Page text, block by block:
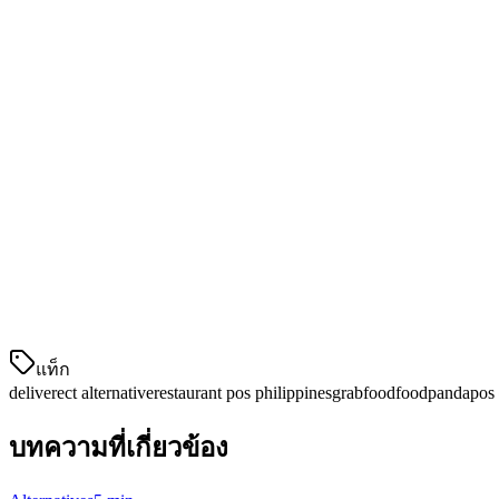
แท็ก
deliverect alternativerestaurant pos philippinesgrabfoodfoodpandapos
บทความที่เกี่ยวข้อง